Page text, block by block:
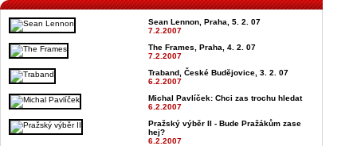
Sean Lennon, Praha, 5. 2. 07
7.2.2007
The Frames, Praha, 4. 2. 07
7.2.2007
Traband, České Budějovice, 3. 2. 07
6.2.2007
Michal Pavlíček: Chci zas trochu hledat
6.2.2007
Pražský výběr II - Bude Pražákům zase
hej?
6.2.2007